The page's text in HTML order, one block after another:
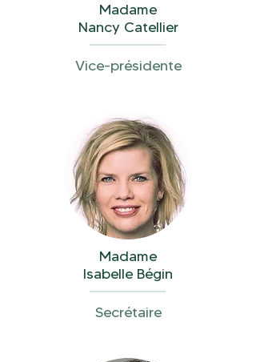
Madame
Nancy Catellier
Vice-présidente
Madame
Isabelle Bégin
Secrétaire